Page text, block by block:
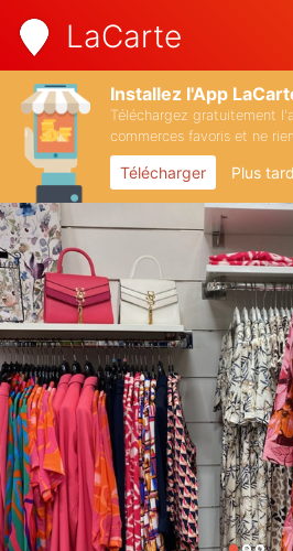
LaCarte
Installez l'App
Téléchargez gratuitement
commerces favoris et ne
Télécharger Plus tard